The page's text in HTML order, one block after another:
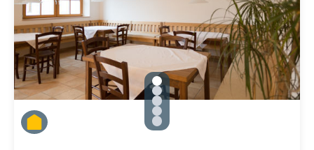
gallery.slide_selector
Zu Slide 1 wechseln
Zu Slide 2 wechseln
Zu Slide 3 wechseln
Zu Slide 4 wechseln
Zu Slide 5 wechseln